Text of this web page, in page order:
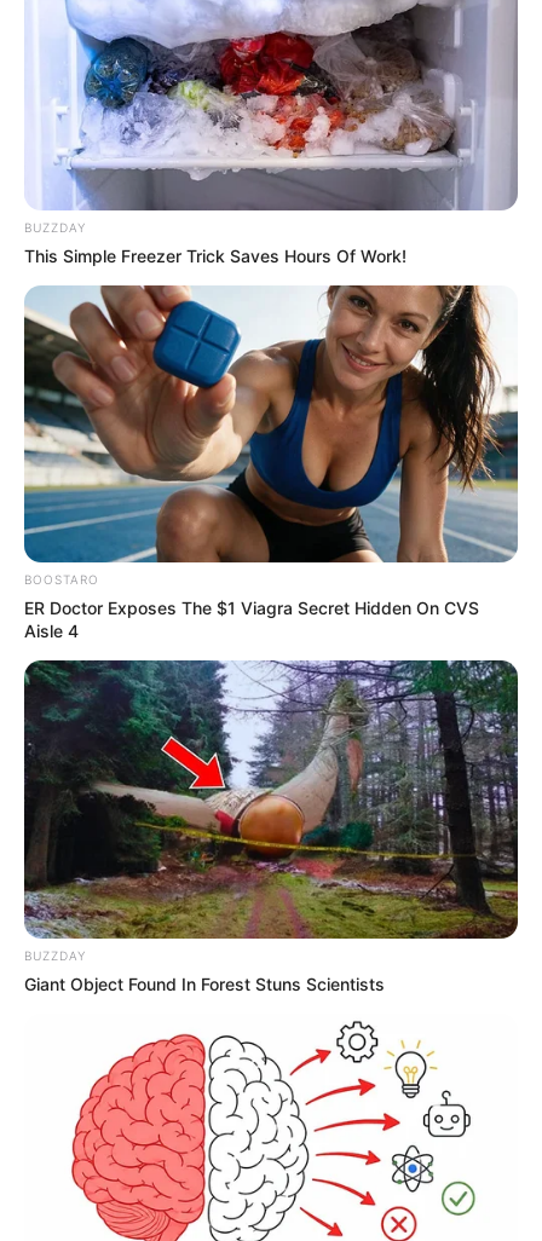
BUZZDAY
This Simple Freezer Trick Saves Hours Of Work!
BOOSTARO
ER Doctor Exposes The $1 Viagra Secret Hidden On CVS
Aisle 4
BUZZDAY
Giant Object Found In Forest Stuns Scientists